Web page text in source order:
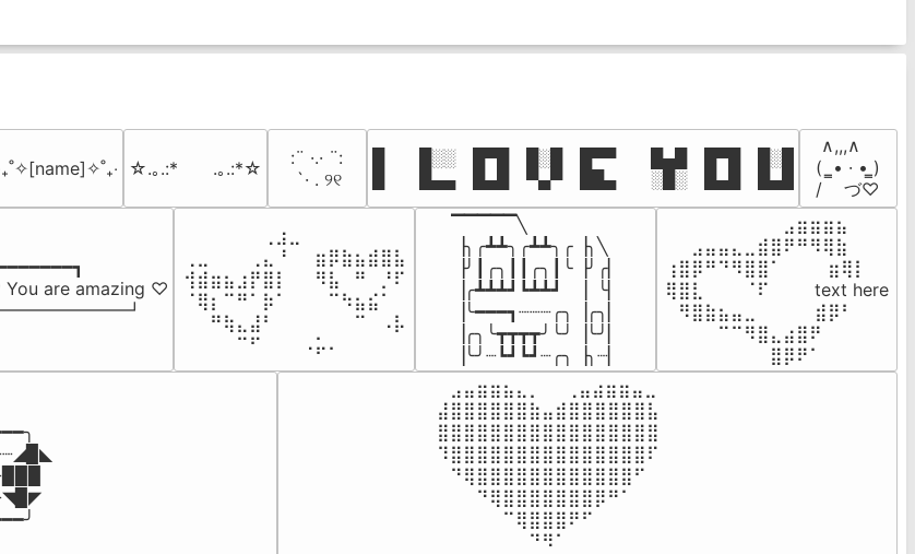
☆.｡.:*　　.｡.:*☆
⠀:¨ ·.· ¨:⠀
⠀ `· . ୨୧⠀
█  █░░ █▀█ █░█ █▀▀  █▄█ █▀█ █░█
█  █▄▄ █▄█ ▀▄▀ ██▄  ░█░ █▄█ █▄█
∧,,,∧
(  ̳• · • ̳)
/    づ♡
are amazing ♡
⠀⠀⠀⠀⠀⠀⢀⣰⣀⠀⠀⠀⠀⠀⠀⠀⠀
⢀⣀⠀⠀⠀⢀⣄⠘⠀⠀⣶⡿⣷⣦⣾⣿⣧
⢺⣾⣶⣦⣰⡟⣿⡇⠀⠀⠻⣧⠀⠛⠀⡘⠏
⠈⢿⡆⠉⠛⠁⡷⠁⠀⠀⠀⠉⠳⣦⣮⠁⠀
⠀⠀⠛⢷⣄⣼⠃⠀⠀⠀⠀⠀⠀⠉⠀⠠⡧
⠀⠀⠀⠀⠉⠋⠀⠀⠀⠠⡥⠄⠀⠀⠀⠀⠀
▔▔▔▔▔╲
▕╮╭┻┻╮╭┻┻╮╭▕╮╲
▕╯┃╭╮┃┃╭╮┃╰▕╯╭▏
▕╭┻┻┻┛┗┻┻┛  ▕  ╰▏
▕╰━━━┓┈┈┈╭╮▕╭╮▏
▕╭╮╰┳┳┳┳╯╰╯▕╰╯▏
▕╰╯┈┗┛┗┛┈╭╮▕╮┈▏
⠀⠀⠀⠀⠀⠀⠀⠀⠀⣠⣶⣶⣶⣦⠀⠀
⠀⠀⣠⣤⣤⣄⣀⣾⣿⠟⠛⠻⢿⣷⠀
⢰⣿⡿⠛⠙⠻⣿⣿⠁⠀⠀ ⠀⣶⢿⡇
⢿⣿⣇⠀⠀⠀⠈⠏⠀⠀⠀ text here
⠀⠻⣿⣷⣦⣤⣀⠀⠀⠀ ⠀⣾⡿⠃⠀
⠀⠀⠀⠀⠉⠉⠻⣿⣄⣴⣿⠟⠀⠀⠀
⠀⠀⠀⠀⠀⠀⠀⠀⣿⡿⠟⠁⠀⠀⠀
⠀⣠⣤⣶⣶⣦⣄⡀  ⠀⢀⣤⣴⣶⣶⣤⣀⠀
⣼⣿⣿⣿⣿⣿⣿⣷⣤⣾⣿⣿⣿⣿⣿⣿⣧
⣿⣿⣿⣿⣿⣿⣿⣿⣿⣿⣿⣿⣿⣿⣿⣿⣿
⠹⣿⣿⣿⣿⣿⣿⣿⣿⣿⣿⣿⣿⣿⣿⣿⠏
⠀⠙⢿⣿⣿⣿⣿⣿⣿⣿⣿⣿⣿⣿⣿⠋⠀
⠀⠀⠀⠙⢿⣿⣿⣿⣿⣿⣿⣿⡿⠛⠁⠀⠀
⠀⠀⠀⠀⠀⠉⢿⣿⣿⣿⠟⠋⠀⠀⠀⠀⠀
⠀⠀⠀⠀⠀⠀⠀⠙⠻⠁⠀⠀⠀⠀⠀⠀⠀⠀⠀⠀⠀⠀⠀